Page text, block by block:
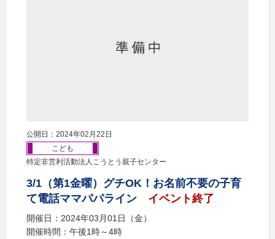
公開日：2024年02月22日
こども
特定非営利活動法人こうとう親子センター
3/1（第1金曜）グチOK！お名前不要の子育
て電話ママパパライン
イベント終了
開催日：2024年03月01日（金）
開催時間：午後1時～4時